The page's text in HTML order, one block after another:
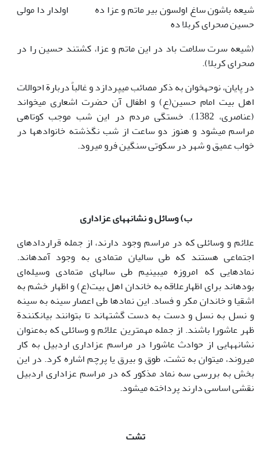
شیعه باشون ساغ اولسون بیر ماتم و عزا ده اولدار دا مولی
حسین صحرای کربلا ده
(شیعه سرت سلامت باد در این ماتم و عزا، کشتند حسین را در
صحرای کربلا).
در پایان، نوحه‎خوان به ذکر مصائب می‎پردازد و غالباً دربارة احوالات
اهل بیت امام حسین(ع) و اطفال آن حضرت اشعاری می‎خواند
(عناصری، 1382). خستگی مردم در این شب موجب کوتاهی
مراسم می‎شود و هنوز دو ساعت از شب نگذشته خانواده‎ها در
خواب عمیق و شهر در سکوتی سنگین فرو می‎رود.
ب) وسائل و نشانه‎های عزاداری
علائم و وسائلی که در مراسم وجود دارند، از جمله قراردادهای
اجتماعی هستند که طی سالیان متمادی به وجود آمده‎اند.
نمادهایی که امروزه می‎بینیم طی سال‎های متمادی وسیله‌ای
بوده‎اند برای اظهارعلاقه به خاندان اهل بیت(ع) و اظهار خشم به
اشقیا و خاندان مکر و فساد. این نمادها طی اعصار سینه به سینه
و نسل به نسل و دست به دست گشته‎اند تا بتوانند بیان‎کنندة
ظهر عاشورا باشند. از جمله مهم‎ترین علائم و وسائلی که به‌عنوان
نشانه‎هایی از حوادث عاشورا در مراسم عزاداری اردبیل به کار
می‎روند، می‎توان به تشت، طوق و بیرق یا پرچم اشاره ‎کرد. در این
بخش به بررسی سه نماد مذکور که در مراسم عزاداری اردبیل
نقشی اساسی دارند پرداخته می‎شود.
تشت